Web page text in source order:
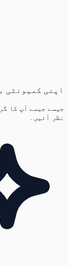
اپنی کمیونٹی
جیسے جیسے آپ کا
نظر آئیں۔